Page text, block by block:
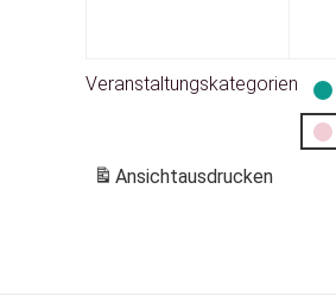
Veranstaltungskategorien
Ansichtausdrucken